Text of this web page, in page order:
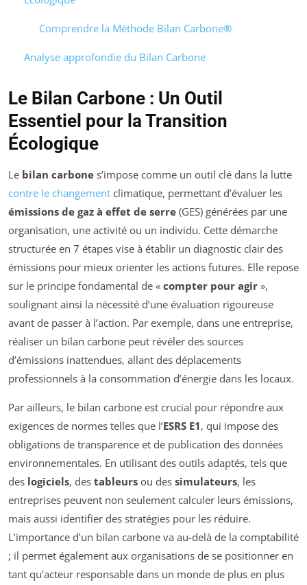
Comprendre la Méthode Bilan Carbone®
Analyse approfondie du Bilan Carbone
Le Bilan Carbone : Un Outil
Essentiel pour la Transition
Écologique
Le bilan carbone s’impose comme un outil clé dans la lutte
contre le changement climatique, permettant d’évaluer les
émissions de gaz à effet de serre (GES) générées par une
organisation, une activité ou un individu. Cette démarche
structurée en 7 étapes vise à établir un diagnostic clair des
émissions pour mieux orienter les actions futures. Elle repose
sur le principe fondamental de « compter pour agir »,
soulignant ainsi la nécessité d’une évaluation rigoureuse
avant de passer à l’action. Par exemple, dans une entreprise,
réaliser un bilan carbone peut révéler des sources
d’émissions inattendues, allant des déplacements
professionnels à la consommation d’énergie dans les locaux.
Par ailleurs, le bilan carbone est crucial pour répondre aux
exigences de normes telles que l’ESRS E1, qui impose des
obligations de transparence et de publication des données
environnementales. En utilisant des outils adaptés, tels que
des logiciels, des tableurs ou des simulateurs, les
entreprises peuvent non seulement calculer leurs émissions,
mais aussi identifier des stratégies pour les réduire.
L’importance d’un bilan carbone va au-delà de la comptabilité
; il permet également aux organisations de se positionner en
tant qu’acteur responsable dans un monde de plus en plus